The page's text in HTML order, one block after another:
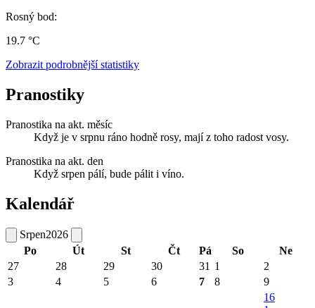
Rosný bod:
19.7 °C
Zobrazit podrobnější statistiky
Pranostiky
Pranostika na akt. měsíc
Když je v srpnu ráno hodně rosy, mají z toho radost vosy.
Pranostika na akt. den
Když srpen pálí, bude pálit i víno.
Kalendář
Srpen2026
Po
Út St Čt Pá So
Ne
27
28 29 30 31 1
2
3
4 5 6 7 8 9
16